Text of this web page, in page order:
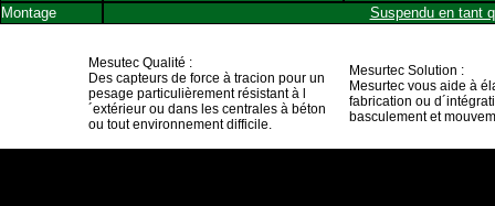
Montage
Suspendu en tant
Mesutec Qualité :
Des capteurs de force à tracion pour un
pesage particulièrement résistant à l
´extérieur ou dans les centrales à béton
ou tout environnement difficile.
Mesurtec Solution :
Mesurtec vous aide à
fabrication ou
basculement et